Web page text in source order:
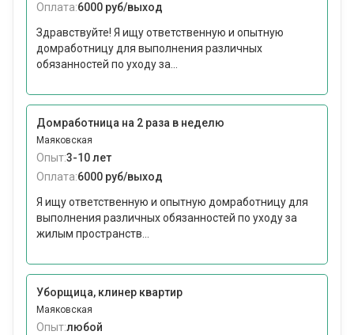
Оплата:6000 руб/выход
Здравствуйте! Я ищу ответственную и опытную
домработницу для выполнения различных
обязанностей по уходу за...
Домработница на 2 раза в неделю
Маяковская
Опыт:3-10 лет
Оплата:6000 руб/выход
Я ищу ответственную и опытную домработницу для
выполнения различных обязанностей по уходу за
жилым пространств...
Уборщица, клинер квартир
Маяковская
Опыт:любой